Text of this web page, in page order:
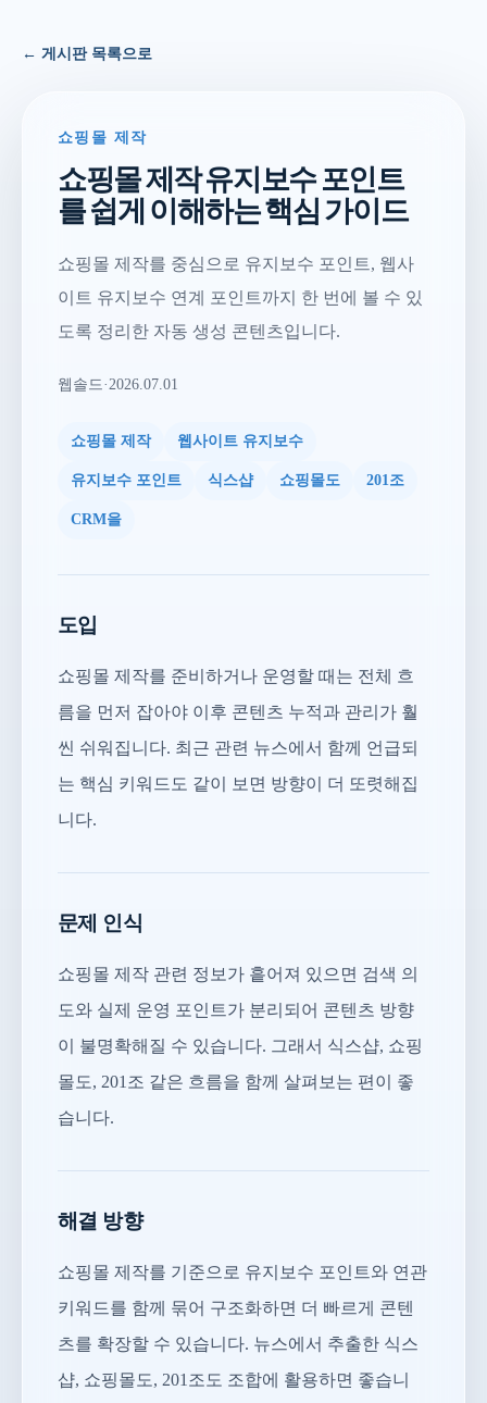
← 게시판 목록으로
쇼핑몰 제작
쇼핑몰 제작 유지보수 포인트
를 쉽게 이해하는 핵심 가이드
쇼핑몰 제작를 중심으로 유지보수 포인트, 웹사
이트 유지보수 연계 포인트까지 한 번에 볼 수 있
도록 정리한 자동 생성 콘텐츠입니다.
웹솔드·2026.07.01
쇼핑몰 제작 웹사이트 유지보수
유지보수 포인트 식스샵 쇼핑몰도 201조
CRM을
도입
쇼핑몰 제작를 준비하거나 운영할 때는 전체 흐
름을 먼저 잡아야 이후 콘텐츠 누적과 관리가 훨
씬 쉬워집니다. 최근 관련 뉴스에서 함께 언급되
는 핵심 키워드도 같이 보면 방향이 더 또렷해집
니다.
문제 인식
쇼핑몰 제작 관련 정보가 흩어져 있으면 검색 의
도와 실제 운영 포인트가 분리되어 콘텐츠 방향
이 불명확해질 수 있습니다. 그래서 식스샵, 쇼핑
몰도, 201조 같은 흐름을 함께 살펴보는 편이 좋
습니다.
해결 방향
쇼핑몰 제작를 기준으로 유지보수 포인트와 연관
키워드를 함께 묶어 구조화하면 더 빠르게 콘텐
츠를 확장할 수 있습니다. 뉴스에서 추출한 식스
샵, 쇼핑몰도, 201조도 조합에 활용하면 좋습니